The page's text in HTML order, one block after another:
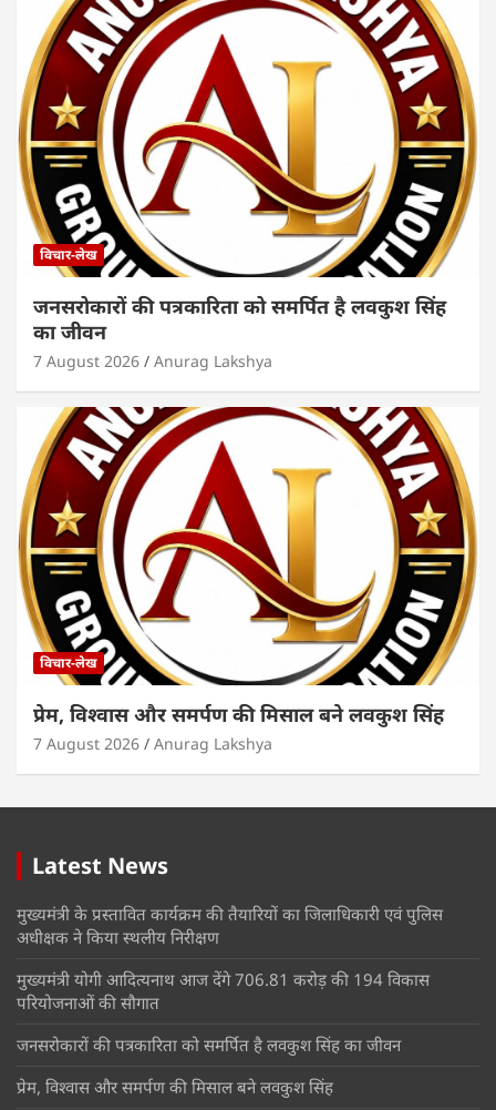
विचार-लेख
जनसरोकारों की पत्रकारिता को समर्पित है लवकुश सिंह
का जीवन
7 August 2026 Anurag Lakshya
विचार-लेख
प्रेम, विश्वास और समर्पण की मिसाल बने लवकुश सिंह
7 August 2026 Anurag Lakshya
Latest News
मुख्यमंत्री के प्रस्तावित कार्यक्रम की तैयारियों का जिलाधिकारी एवं पुलिस
अधीक्षक ने किया स्थलीय निरीक्षण
मुख्यमंत्री योगी आदित्यनाथ आज देंगे 706.81 करोड़ की 194 विकास
परियोजनाओं की सौगात
जनसरोकारों की पत्रकारिता को समर्पित है लवकुश सिंह का जीवन
प्रेम, विश्वास और समर्पण की मिसाल बने लवकुश सिंह